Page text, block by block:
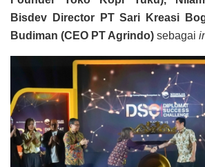
Bisdev Director PT Sari Kreasi
Budiman (CEO PT Agrindo) sebagai